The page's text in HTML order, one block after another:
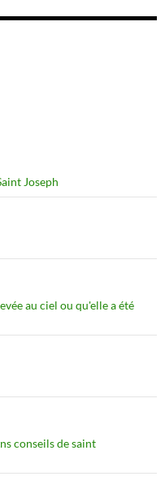
Joseph
au ciel ou qu'elle a été
conseils de saint